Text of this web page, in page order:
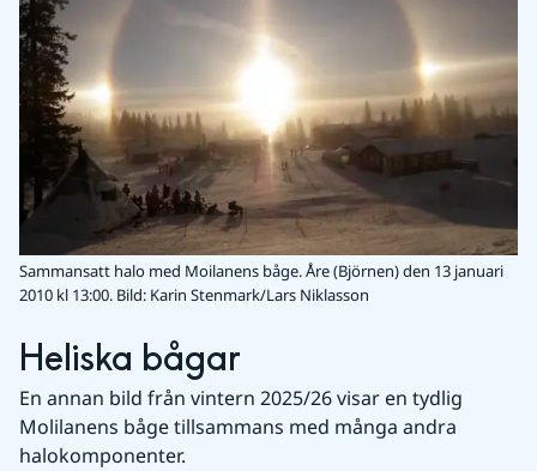
Sammansatt halo med Moilanens båge. Åre (Björnen) den 13 januari
2010 kl 13:00. Bild: Karin Stenmark/Lars Niklasson
Heliska bågar
En annan bild från vintern 2025/26 visar en tydlig
Molilanens båge tillsammans med många andra
halokomponenter.